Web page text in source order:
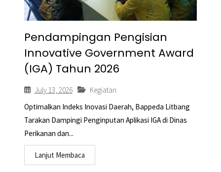
Pendampingan Pengisian
Innovative Government Award
(IGA) Tahun 2026
July 13, 2026
Kegiatan
Optimalkan Indeks Inovasi Daerah, Bappeda Litbang
Tarakan Dampingi Penginputan Aplikasi IGA di Dinas
Perikanan dan...
Lanjut Membaca